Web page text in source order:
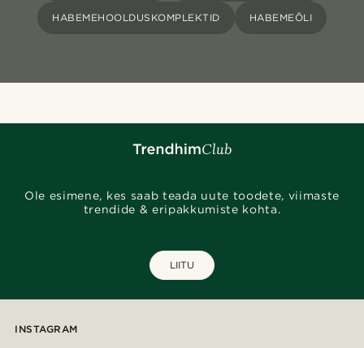
HABEMEHOOLDUSKOMPLEKTID HABEMEÕLI
Ole esimene, kes saab teada uute toodete, viimaste
trendide & eripakkumiste kohta.
LIITU
INSTAGRAM